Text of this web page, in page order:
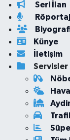
Seri İlan
Röportaj
Künye
İletişim
Servisler